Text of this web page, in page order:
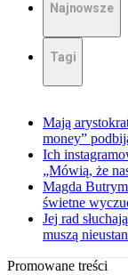
Najnowsze
Tagi
Mają
money”
Ich
„Mówią, że
Magda
świetne
Jej rad
muszą
Promowane treści